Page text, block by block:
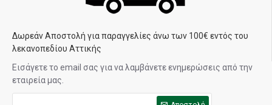
Δωρεάν Αποστολή για παραγγελίες άνω των 100€ εντός του
λεκανοπεδίου Αττικής
Εισάγετε το email σας για να λαμβάνετε ενημερώσεις από την
εταιρεία μας.